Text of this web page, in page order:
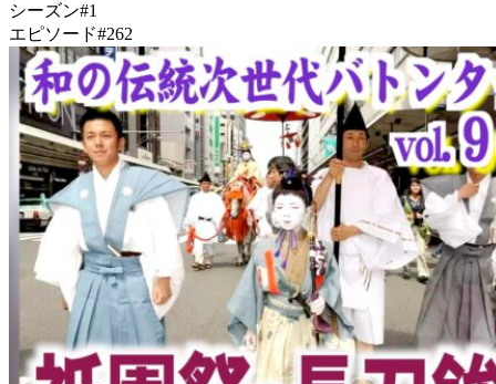
シーズン#1
エピソード#262